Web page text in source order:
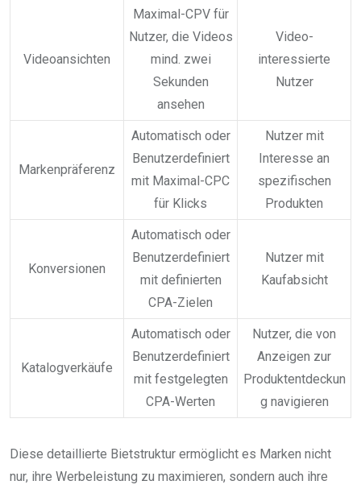
Videoansichten
Maximal-CPV für
Nutzer, die Videos
mind. zwei
Sekunden
ansehen
Video-
interessierte
Nutzer
Markenpräferenz
Automatisch oder
Benutzerdefiniert
mit Maximal-CPC
für Klicks
Nutzer mit
Interesse an
spezifischen
Produkten
Konversionen
Automatisch oder
Benutzerdefiniert
mit definierten
CPA-Zielen
Nutzer mit
Kaufabsicht
Katalogverkäufe
Automatisch oder
Benutzerdefiniert
mit festgelegten
CPA-Werten
Nutzer, die von
Anzeigen zur
Produktentdeckun
g navigieren
Diese detaillierte Bietstruktur ermöglicht es Marken nicht
nur, ihre Werbeleistung zu maximieren, sondern auch ihre